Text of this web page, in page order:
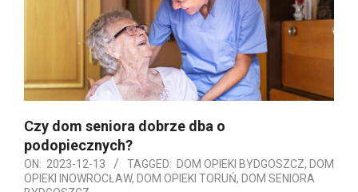
Czy dom seniora dobrze dba o
podopiecznych?
ON: 2023-12-13 TAGGED: DOM OPIEKI BYDGOSZCZ, DOM
OPIEKI INOWROCŁAW, DOM OPIEKI TORUŃ, DOM SENIORA